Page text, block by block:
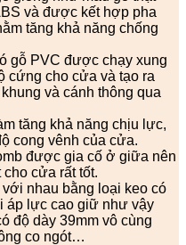
và được kết hợp pha
tăng khả năng chống
gỗ PVC được chạy xung
cứng cho cửa và tạo ra
và cánh thông qua
tăng khả năng chịu lực,
cong vênh của cửa.
được gia cố ở giữa nên
cửa rất tốt.
nhau bằng loại keo có
áp lực cao giữ như vậy
độ dày 39mm vô cùng
co ngót…